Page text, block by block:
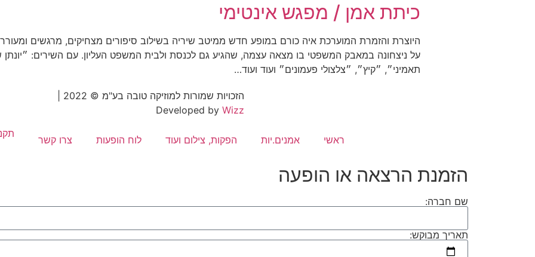
כיתת אמן / מפגש אינטימי
היוצרת והזמרת המוערכת איה כורם במופע חדש ממיטב שיריה בשילוב סיפורים מצחיקים, מרגשים
על ניצחונה במאבק המשפטי בו מצאה עצמה, שהגיע גם לכנסת ולבית המשפט העליון. עם השירים:
תאמיני״, ״קיץ״, ״צלצולי פעמונים״ ועוד ועוד…
Developed byWizz
ראשי אמנים.יות הפקות, צילום ועוד לוח הופעות צרו קשר
הזמנת הרצאה או הופעה
שם חברה:
תאריך מבוקש: